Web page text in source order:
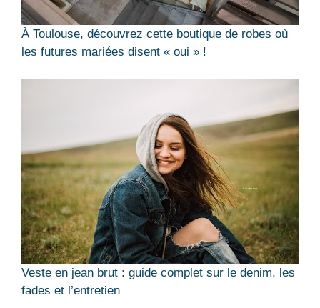
À Toulouse, découvrez cette boutique de robes où
les futures mariées disent « oui » !
Veste en jean brut : guide complet sur le denim, les
fades et l’entretien